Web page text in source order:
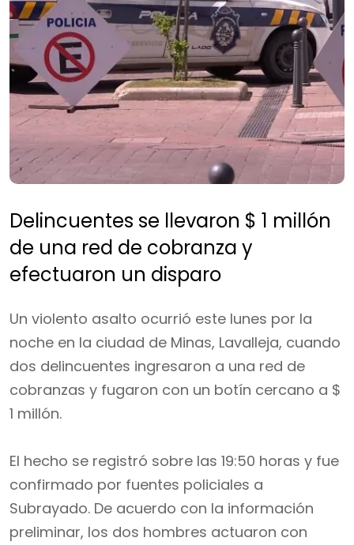
Delincuentes se llevaron $ 1 millón
de una red de cobranza y
efectuaron un disparo
Un violento asalto ocurrió este lunes por la
noche en la ciudad de Minas, Lavalleja, cuando
dos delincuentes ingresaron a una red de
cobranzas y fugaron con un botín cercano a $
1 millón.
El hecho se registró sobre las 19:50 horas y fue
confirmado por fuentes policiales a
Subrayado. De acuerdo con la información
preliminar, los dos hombres actuaron con